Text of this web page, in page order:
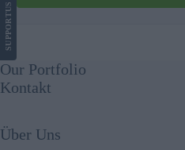
SUPPORT
US
Our Portfolio
Kontakt
Über Uns